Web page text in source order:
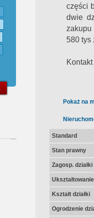
części
dwie
580 tys
Pokaż na
Standard
Stan prawny
Zagosp. działki
Kształt działki
Ogrodzenie